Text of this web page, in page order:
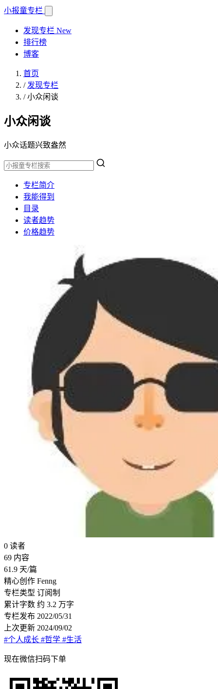
小报童专栏
发现专栏 New
排行榜
博客
首页
/ 发现专栏
/小众闲谈
小众闲谈
小众话题兴致盎然
专栏简介
我能得到
目录
读者趋势
价格趋势
0 读者
69 内容
61.9 天/篇
精心创作 Fenng
专栏类型 订阅制
累计字数 约 3.2 万字
专栏发布 2022/05/31
上次更新 2024/09/02
#个人成长 #哲学 #生活
现在微信扫码下单